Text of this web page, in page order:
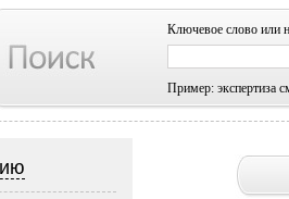
Ключевое слово или
Пример: экспертиза